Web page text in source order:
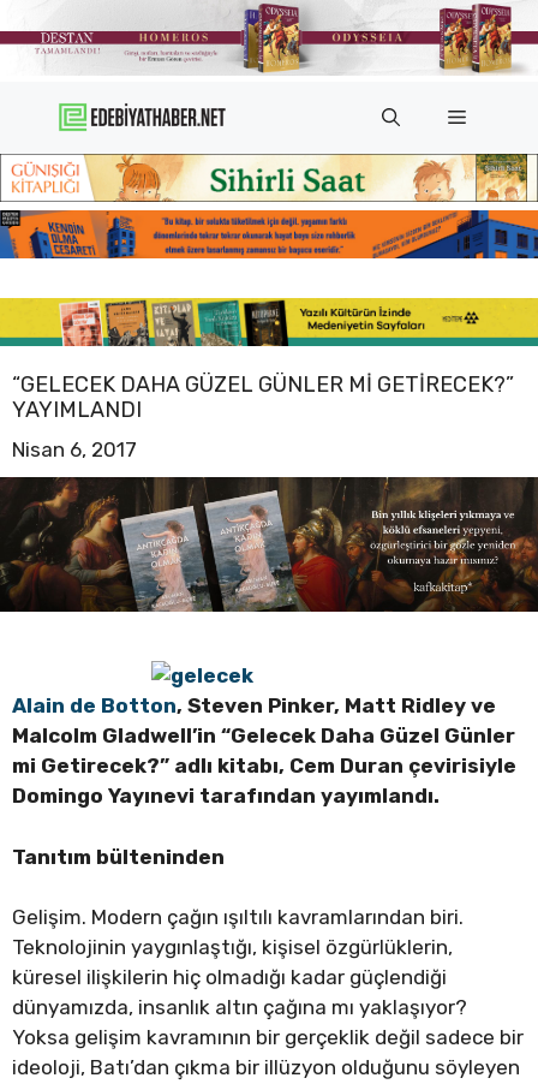
atla
Menü
“GELECEK DAHA GÜZEL GÜNLER MI GETIRECEK?”
YAYIMLANDI
Nisan 6, 2017
Alain de Botton, Steven Pinker, Matt Ridley ve
Malcolm Gladwell’in “Gelecek Daha Güzel Günler
mi Getirecek?” adlı kitabı, Cem Duran çevirisiyle
Domingo Yayınevi tarafından yayımlandı.
Tanıtım bülteninden
Gelişim. Modern çağın ışıltılı kavramlarından biri.
Teknolojinin yaygınlaştığı, kişisel özgürlüklerin,
küresel ilişkilerin hiç olmadığı kadar güçlendiği
dünyamızda, insanlık altın çağına mı yaklaşıyor?
Yoksa gelişim kavramının bir gerçeklik değil sadece bir
ideoloji, Batı’dan çıkma bir illüzyon olduğunu söyleyen